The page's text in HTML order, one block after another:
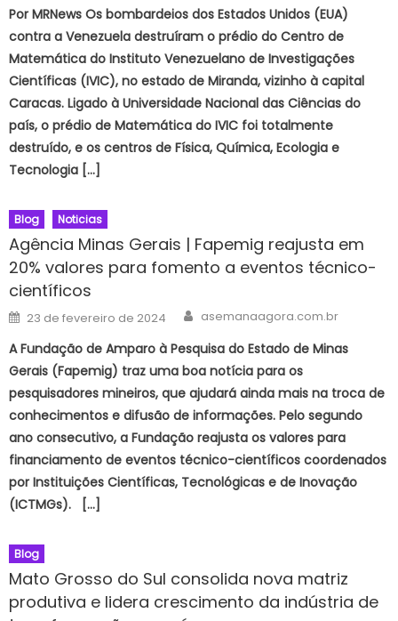
Por MRNews Os bombardeios dos Estados Unidos (EUA)
contra a Venezuela destruíram o prédio do Centro de
Matemática do Instituto Venezuelano de Investigações
Científicas (IVIC), no estado de Miranda, vizinho à capital
Caracas. Ligado à Universidade Nacional das Ciências do
país, o prédio de Matemática do IVIC foi totalmente
destruído, e os centros de Física, Química, Ecologia e
Tecnologia […]
Blog Noticias
Agência Minas Gerais | Fapemig reajusta em
20% valores para fomento a eventos técnico-
científicos
Posted
on
23 de fevereiro de 2024 Author
asemanaagora.com.br
A Fundação de Amparo à Pesquisa do Estado de Minas
Gerais (Fapemig) traz uma boa notícia para os
pesquisadores mineiros, que ajudará ainda mais na troca de
conhecimentos e difusão de informações. Pelo segundo
ano consecutivo, a Fundação reajusta os valores para
financiamento de eventos técnico-científicos coordenados
por Instituições Científicas, Tecnológicas e de Inovação
(ICTMGs). […]
Blog
Mato Grosso do Sul consolida nova matriz
produtiva e lidera crescimento da indústria de